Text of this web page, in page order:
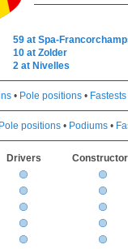
59 at Spa-
10 at Zolder
2 at Nivelles
• Pole positions •
Pole positions • Podiums •
Drivers